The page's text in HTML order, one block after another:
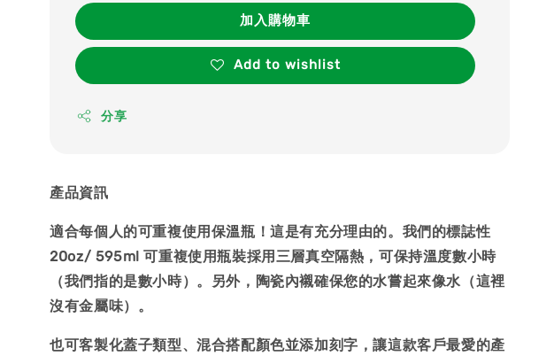
加入購物車
Add to wishlist
分享
產品資訊
適合每個人的可重複使用保溫瓶！這是有充分理由的。我們的標誌性
20oz/ 595ml 可重複使用瓶裝採用三層真空隔熱，可保持溫度數小時
（我們指的是數小時）。另外，陶瓷內襯確保您的水嘗起來像水（這裡
沒有金屬味）。
也可客製化蓋子類型、混合搭配顏色並添加刻字，讓這款客戶最愛的產